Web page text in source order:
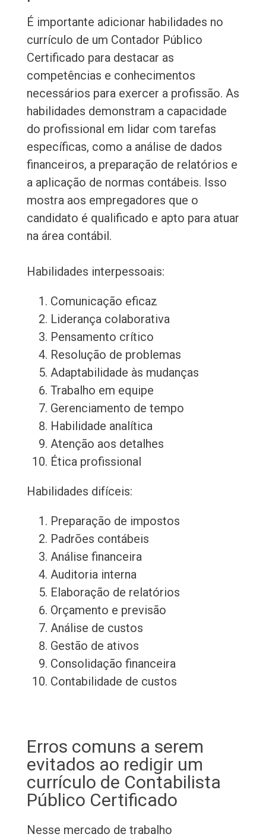
É importante adicionar habilidades no
currículo de um Contador Público
Certificado para destacar as
competências e conhecimentos
necessários para exercer a profissão. As
habilidades demonstram a capacidade
do profissional em lidar com tarefas
específicas, como a análise de dados
financeiros, a preparação de relatórios e
a aplicação de normas contábeis. Isso
mostra aos empregadores que o
candidato é qualificado e apto para atuar
na área contábil.
Habilidades interpessoais:
Comunicação eficaz
Liderança colaborativa
Pensamento crítico
Resolução de problemas
Adaptabilidade às mudanças
Trabalho em equipe
Gerenciamento de tempo
Habilidade analítica
Atenção aos detalhes
Ética profissional
Habilidades difíceis:
Preparação de impostos
Padrões contábeis
Análise financeira
Auditoria interna
Elaboração de relatórios
Orçamento e previsão
Análise de custos
Gestão de ativos
Consolidação financeira
Contabilidade de custos
Erros comuns a serem
evitados ao redigir um
currículo de Contabilista
Público Certificado
Nesse mercado de trabalho